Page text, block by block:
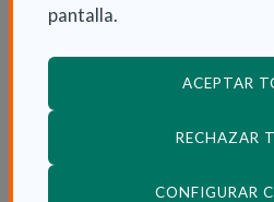
pantalla.
ACEPTAR
RECHAZAR
CONFIGURAR
Mié 14 Julio 2021